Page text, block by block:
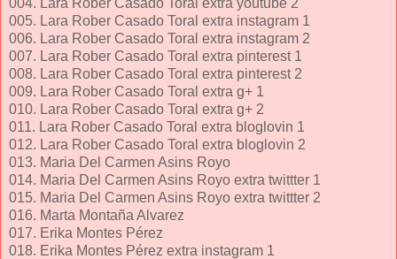
005. Lara Rober Casado Toral extra instagram 1
006. Lara Rober Casado Toral extra instagram 2
007. Lara Rober Casado Toral extra pinterest 1
008. Lara Rober Casado Toral extra pinterest 2
009. Lara Rober Casado Toral extra g+ 1
010. Lara Rober Casado Toral extra g+ 2
011. Lara Rober Casado Toral extra bloglovin 1
012. Lara Rober Casado Toral extra bloglovin 2
013. Maria Del Carmen Asins Royo
014. Maria Del Carmen Asins Royo extra twittter 1
015. Maria Del Carmen Asins Royo extra twittter 2
016. Marta Montaña Alvarez
017. Erika Montes Pérez
018. Erika Montes Pérez extra instagram 1